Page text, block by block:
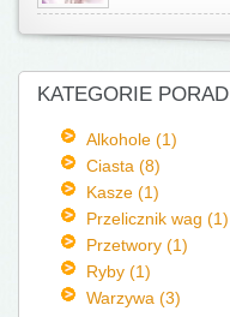
KATEGORIE PORAD
Alkohole (1)
Ciasta (8)
Kasze (1)
Przelicznik wag (1)
Przetwory (1)
Ryby (1)
Warzywa (3)